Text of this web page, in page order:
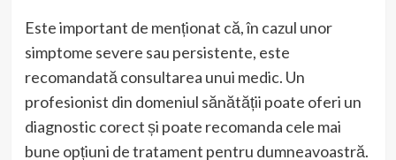
Este important de menționat că, în cazul unor
simptome severe sau persistente, este
recomandată consultarea unui medic. Un
profesionist din domeniul sănătății poate oferi un
diagnostic corect și poate recomanda cele mai
bune opțiuni de tratament pentru dumneavoastră.